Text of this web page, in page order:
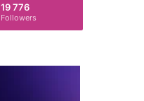
19 776
Followers